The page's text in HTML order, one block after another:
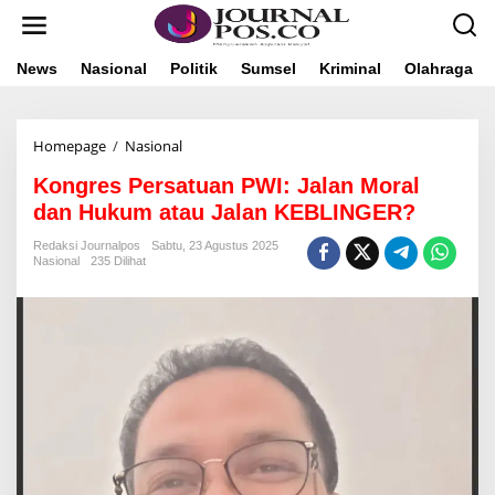
News Nasional Politik Sumsel Kriminal Olahraga
Homepage / Nasional
n
g
r
e
s
a
t
n
P
W
Kongres Persatuan PWI: Jalan Moral
dan Hukum atau Jalan KEBLINGER?
Redaksi Journalpos
Sabtu, 23 Agustus 2025
Nasional
235 Dilihat